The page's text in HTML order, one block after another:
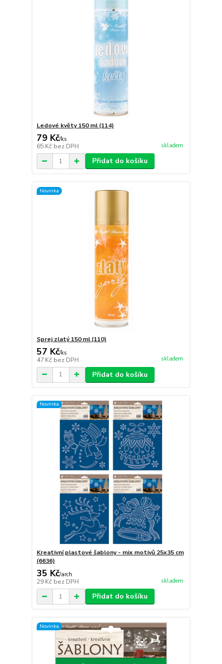
Ledové květy 150 ml (114)
79 Kč/ks
65 Kč bez DPH skladem
Přidat do košíku
Novinka
Sprej zlatý 150 ml (110)
57 Kč/ks
47 Kč bez DPH skladem
Přidat do košíku
Novinka
Kreativní plastové šablony - mix motivů 25x35 cm
(6636)
35 Kč/arch
29 Kč bez DPH skladem
Přidat do košíku
Novinka